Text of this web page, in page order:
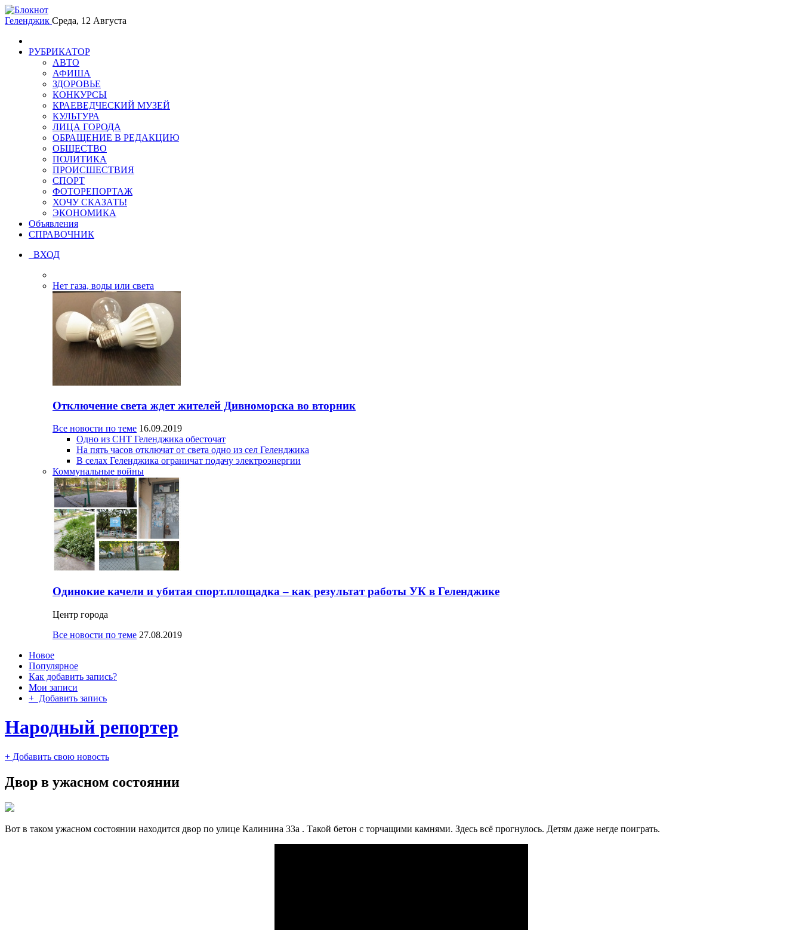
Геленджик Среда, 12 Августа
РУБРИКАТОР
АВТО
АФИША
ЗДОРОВЬЕ
КОНКУРСЫ
КРАЕВЕДЧЕСКИЙ МУЗЕЙ
КУЛЬТУРА
ЛИЦА ГОРОДА
ОБРАЩЕНИЕ В РЕДАКЦИЮ
ОБЩЕСТВО
ПОЛИТИКА
ПРОИСШЕСТВИЯ
СПОРТ
ФОТОРЕПОРТАЖ
ХОЧУ СКАЗАТЬ!
ЭКОНОМИКА
Объявления
СПРАВОЧНИК
ВХОД
Нет газа, воды или света
Отключение света ждет жителей Дивноморска во вторник
Все новости по теме 16.09.2019
Одно из СНТ Геленджика обесточат
На пять часов отключат от света одно из сел Геленджика
В селах Геленджика ограничат подачу электроэнергии
Коммунальные войны
Одинокие качели и убитая спорт.площадка – как результат работы УК в Геленджике
Центр города
Все новости по теме 27.08.2019
Новое
Популярное
Как добавить запись?
Мои записи
+ Добавить запись
Народный репортер
+ Добавить свою новость
Двор в ужасном состоянии
Вот в таком ужасном состоянии находится двор по улице Калинина 33а . Такой бетон с торчащими камнями. Здесь всё прогнулось. Детям даже негде поиграть.